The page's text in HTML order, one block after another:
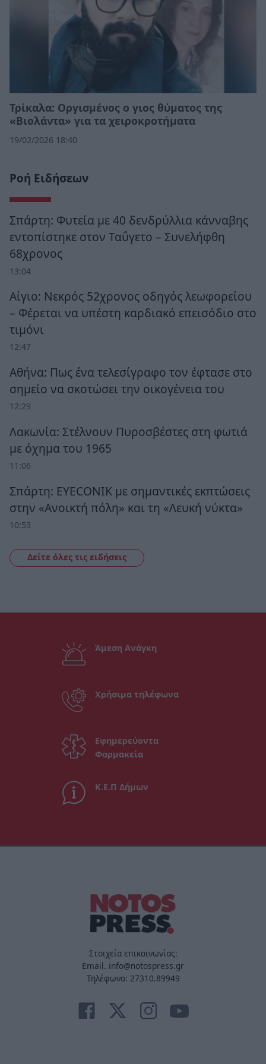
Τρίκαλα: Οργισμένος ο γιος θύματος της
«Βιολάντα» για τα χειροκροτήματα
19/02/2026 18:40
Ροή Ειδήσεων
Σπάρτη: Φυτεία με 40 δενδρύλλια κάνναβης
εντοπίστηκε στον Ταΰγετο – Συνελήφθη
68χρονος
13:04
Αίγιο: Νεκρός 52χρονος οδηγός λεωφορείου
– Φέρεται να υπέστη καρδιακό επεισόδιο στο
τιμόνι
12:47
Αθήνα: Πως ένα τελεσίγραφο τον έφτασε στο
σημείο να σκοτώσει την οικογένεια του
12:29
Λακωνία: Στέλνουν Πυροσβέστες στη φωτιά
με όχημα του 1965
11:06
Σπάρτη: EYECONIK με σημαντικές εκπτώσεις
στην «Ανοικτή πόλη» και τη «Λευκή νύκτα»
10:53
Δείτε όλες τις ειδήσεις
Άμεση Ανάγκη
Χρήσιμα τηλέφωνα
Εφημερεύοντα
Φαρμακεία
Κ.Ε.Π Δήμων
Στοιχεία επικοινωνίας:
Email. info@notospress.gr
Τηλέφωνο: 27310.89949